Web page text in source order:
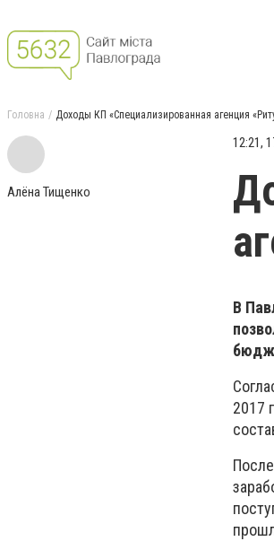
Головна Доходы КП «Специализированная агенция
Алёна Тищенко
12:21,
В
2017